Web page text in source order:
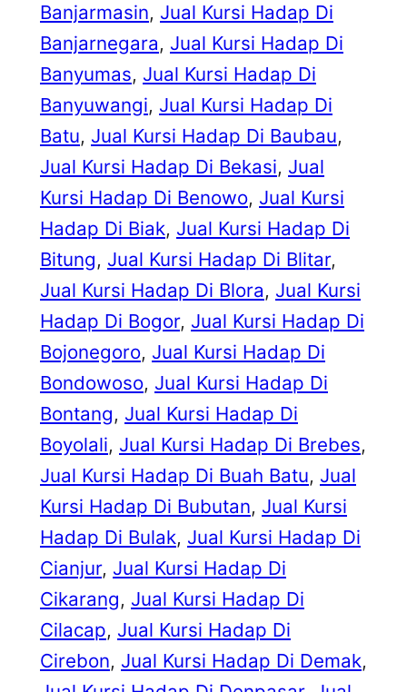
Banjarmasin, Jual Kursi Hadap Di
Banjarnegara, Jual Kursi Hadap Di
Banyumas, Jual Kursi Hadap Di
Banyuwangi, Jual Kursi Hadap Di
Batu, Jual Kursi Hadap Di Baubau
Jual Kursi Hadap Di Bekasi, Jual
Kursi Hadap Di Benowo, Jual Kursi
Hadap Di Biak, Jual Kursi Hadap Di
Bitung, Jual Kursi Hadap Di Blitar
Jual Kursi Hadap Di Blora, Jual Kursi
Hadap Di Bogor, Jual Kursi Hadap Di
Bojonegoro, Jual Kursi Hadap Di
Bondowoso, Jual Kursi Hadap Di
Bontang, Jual Kursi Hadap Di
Boyolali, Jual Kursi Hadap Di Brebes
Jual Kursi Hadap Di Buah Batu, Jual
Kursi Hadap Di Bubutan, Jual Kursi
Hadap Di Bulak, Jual Kursi Hadap Di
Cianjur, Jual Kursi Hadap Di
Cikarang, Jual Kursi Hadap Di
Cilacap, Jual Kursi Hadap Di
Cirebon, Jual Kursi Hadap Di Demak